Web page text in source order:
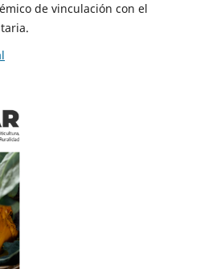
de vinculación con el